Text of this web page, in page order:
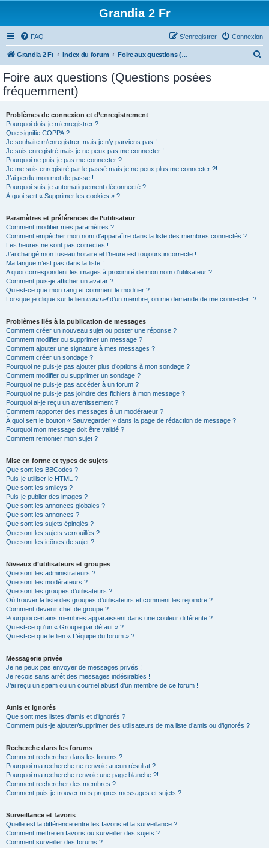
Grandia 2 Fr
FAQ Connexion
S’enregistrer
Grandia 2 Fr Index du forum Foire aux questions (Questions posées fréquemment)
Foire aux questions (Questions posées
fréquemment)
Problèmes de connexion et d’enregistrement
Pourquoi dois-je m’enregistrer ?
Que signifie COPPA ?
Je souhaite m’enregistrer, mais je n’y parviens pas !
Je suis enregistré mais je ne peux pas me connecter !
Pourquoi ne puis-je pas me connecter ?
Je me suis enregistré par le passé mais je ne peux plus me connecter ?!
J’ai perdu mon mot de passe !
Pourquoi suis-je automatiquement déconnecté ?
À quoi sert « Supprimer les cookies » ?
Paramètres et préférences de l’utilisateur
Comment modifier mes paramètres ?
Comment empêcher mon nom d’apparaître dans la liste des membres connectés ?
Les heures ne sont pas correctes !
J’ai changé mon fuseau horaire et l’heure est toujours incorrecte !
Ma langue n’est pas dans la liste !
A quoi correspondent les images à proximité de mon nom d’utilisateur ?
Comment puis-je afficher un avatar ?
Qu’est-ce que mon rang et comment le modifier ?
Lorsque je clique sur le lien courrield’un membre, on me demande de me connecter !?
Problèmes liés à la publication de messages
Comment créer un nouveau sujet ou poster une réponse ?
Comment modifier ou supprimer un message ?
Comment ajouter une signature à mes messages ?
Comment créer un sondage ?
Pourquoi ne puis-je pas ajouter plus d’options à mon sondage ?
Comment modifier ou supprimer un sondage ?
Pourquoi ne puis-je pas accéder à un forum ?
Pourquoi ne puis-je pas joindre des fichiers à mon message ?
Pourquoi ai-je reçu un avertissement ?
Comment rapporter des messages à un modérateur ?
À quoi sert le bouton « Sauvegarder » dans la page de rédaction de message ?
Pourquoi mon message doit être validé ?
Comment remonter mon sujet ?
Mise en forme et types de sujets
Que sont les BBCodes ?
Puis-je utiliser le HTML ?
Que sont les smileys ?
Puis-je publier des images ?
Que sont les annonces globales ?
Que sont les annonces ?
Que sont les sujets épinglés ?
Que sont les sujets verrouillés ?
Que sont les icônes de sujet ?
Niveaux d’utilisateurs et groupes
Que sont les administrateurs ?
Que sont les modérateurs ?
Que sont les groupes d’utilisateurs ?
Où trouver la liste des groupes d’utilisateurs et comment les rejoindre ?
Comment devenir chef de groupe ?
Pourquoi certains membres apparaissent dans une couleur différente ?
Qu’est-ce qu’un « Groupe par défaut » ?
Qu’est-ce que le lien « L’équipe du forum » ?
Messagerie privée
Je ne peux pas envoyer de messages privés !
Je reçois sans arrêt des messages indésirables !
J’ai reçu un spam ou un courriel abusif d’un membre de ce forum !
Amis et ignorés
Que sont mes listes d’amis et d’ignorés ?
Comment puis-je ajouter/supprimer des utilisateurs de ma liste d’amis ou d’ignorés ?
Recherche dans les forums
Comment rechercher dans les forums ?
Pourquoi ma recherche ne renvoie aucun résultat ?
Pourquoi ma recherche renvoie une page blanche ?!
Comment rechercher des membres ?
Comment puis-je trouver mes propres messages et sujets ?
Surveillance et favoris
Quelle est la différence entre les favoris et la surveillance ?
Comment mettre en favoris ou surveiller des sujets ?
Comment surveiller des forums ?